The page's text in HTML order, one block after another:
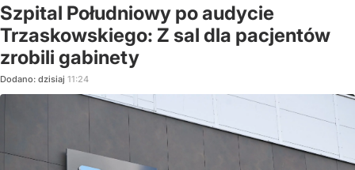
Szpital Południowy po audycie
Trzaskowskiego: Z sal dla pacjentów
zrobili gabinety
Dodano: dzisiaj 11:24